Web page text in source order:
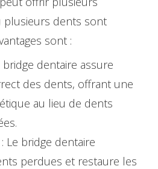
plusieurs dents sont
sont :
bridge dentaire assure
des dents, offrant une
au lieu de dents
: Le bridge dentaire
perdues et restaure les